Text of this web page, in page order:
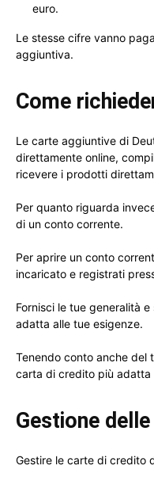
euro.
Le stesse cifre vanno
aggiuntiva.
Come
Le carte aggiuntive di
direttamente online,
ricevere i prodotti
Per quanto riguarda
di un conto corrente.
Per aprire un conto
incaricato e registrati
Fornisci le tue generalità
adatta alle tue esigenze.
Tenendo conto anche del
carta di credito più adatta
Gestione
Gestire le carte di credito